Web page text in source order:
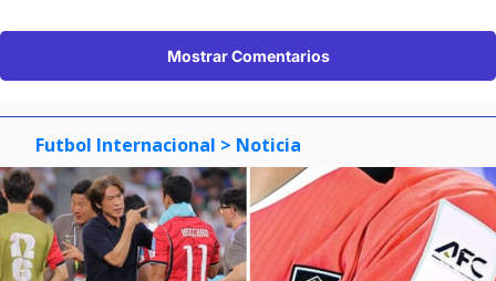
Mostrar Comentarios
Futbol Internacional > Noticia